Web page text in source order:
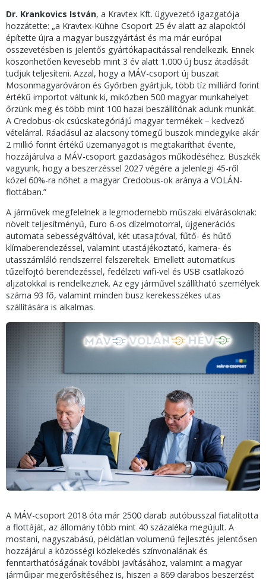
Dr. Krankovics István, a Kravtex Kft. ügyvezető igazgatója
hozzátette: „a Kravtex-Kühne Csoport 25 év alatt az alapoktól
építette újra a magyar buszgyártást és ma már európai
összevetésben is jelentős gyártókapacitással rendelkezik. Ennek
köszönhetően kevesebb mint 3 év alatt 1.000 új busz átadását
tudjuk teljesíteni. Azzal, hogy a MÁV-csoport új buszait
Mosonmagyaróváron és Győrben gyártjuk, több tíz milliárd forint
értékű importot váltunk ki, miközben 500 magyar munkahelyet
őrzünk meg és több mint 100 hazai beszállítónak adunk munkát.
A Credobus-ok csúcskategóriájú magyar termékek – kedvező
vételárral. Ráadásul az alacsony tömegű buszok mindegyike akár
2 millió forint értékű üzemanyagot is megtakaríthat évente,
hozzájárulva a MÁV-csoport gazdaságos működéséhez. Büszkék
vagyunk, hogy a beszerzéssel 2027 végére a jelenlegi 45-ről
közel 60%-ra nőhet a magyar Credobus-ok aránya a VOLÁN-
flottában.”
A járművek megfelelnek a legmodernebb műszaki elvárásoknak:
növelt teljesítményű, Euro 6-os dízelmotorral, újgenerációs
automata sebességváltóval, két utasajtóval, fűtő- és hűtő
klímaberendezéssel, valamint utastájékoztató, kamera- és
utasszámláló rendszerrel felszereltek. Emellett automatikus
tűzelfojtó berendezéssel, fedélzeti wifi-vel és USB csatlakozó
aljzatokkal is rendelkeznek. Az egy járművel szállítható személyek
száma 93 fő, valamint minden busz kerekesszékes utas
szállítására is alkalmas.
A MÁV-csoport 2018 óta már 2500 darab autóbusszal fiatalította
a flottáját, az állomány több mint 40 százaléka megújult. A
mostani, nagyszabású, példátlan volumenű fejlesztés jelentősen
hozzájárul a közösségi közlekedés színvonalának és
fenntarthatóságának további javításához, valamint a magyar
járműipar megerősítéséhez is, hiszen a 869 darabos beszerzést